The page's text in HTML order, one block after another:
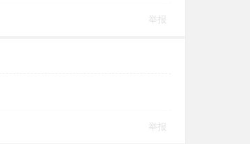
举报
举报